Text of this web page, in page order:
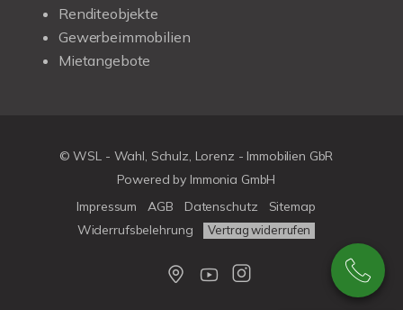
Renditeobjekte
Gewerbeimmobilien
Mietangebote
© WSL - Wahl, Schulz, Lorenz - Immobilien GbR
Powered by Immonia GmbH
Impressum
AGB Datenschutz
Sitemap
Widerrufsbelehrung
Vertrag widerrufen